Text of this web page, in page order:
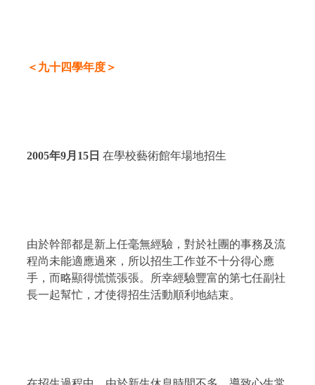
＜九十四學年度＞
2005年9月 15 日 在學校藝術館年場地招生
由於幹部都是新上任毫無經驗，對於社團的事務及流
程尚未能適應過來，所以招生工作並不十分得心應
手，而略顯得慌慌張張。所幸經驗豐富的第七任副社
長一起幫忙，才使得招生活動順利地結束。